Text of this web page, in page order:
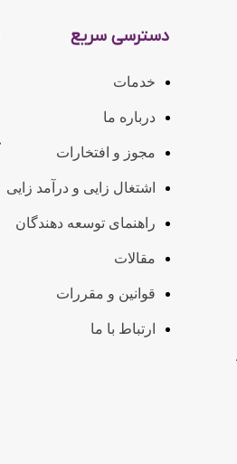
دسترسی سریع
خدمات
درباره ما
مجوز و افتخارات
اشتغال زایی و درآمد زایی
راهنمای توسعه دهندگان
مقالات
قوانین و مقررات
ارتباط با ما